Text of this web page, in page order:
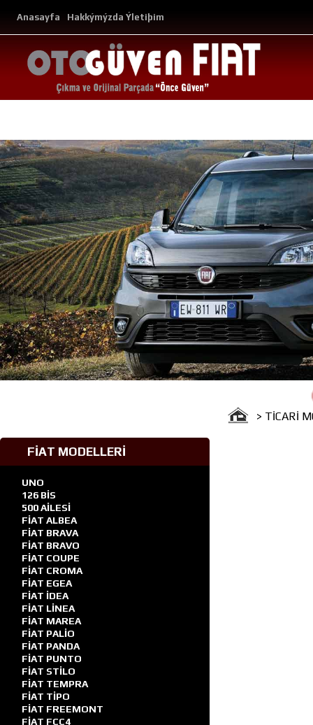
Anasayfa Hakkýmýzda Ýletiþim
FİAT MODELLERİ
UNO
126 BİS
500 AİLESİ
FİAT ALBEA
FİAT BRAVA
FİAT BRAVO
FİAT COUPE
FİAT CROMA
FİAT EGEA
FİAT İDEA
FİAT LİNEA
FİAT MAREA
FİAT PALİO
FİAT PANDA
FİAT PUNTO
FİAT STİLO
FİAT TEMPRA
FİAT TİPO
FİAT FREEMONT
FİAT FCC4
> TİCARİ